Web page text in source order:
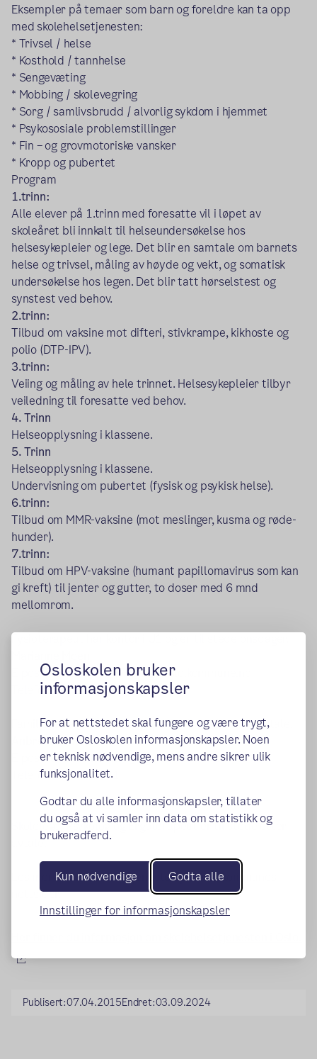
Osloskolen bruker
informasjonskapsler
For at nettstedet skal fungere og være trygt,
bruker Osloskolen informasjonskapsler. Noen
er teknisk nødvendige, mens andre sikrer ulik
funksjonalitet.
Godtar du alle informasjonskapsler, tillater
du også at vi samler inn data om statistikk og
brukeradferd.
Kun nødvendige Godta alle
Innstillinger for informasjonskapsler
Eksempler på temaer som barn og foreldre kan ta opp
med skolehelsetjenesten:
* Trivsel / helse
* Kosthold / tannhelse
* Sengevæting
* Mobbing / skolevegring
* Sorg / samlivsbrudd / alvorlig sykdom i hjemmet
* Psykososiale problemstillinger
* Fin – og grovmotoriske vansker
* Kropp og pubertet
Program
1.trinn:
Alle elever på 1.trinn med foresatte vil i løpet av
skoleåret bli innkalt til helseundersøkelse hos
helsesykepleier og lege. Det blir en samtale om barnets
helse og trivsel, måling av høyde og vekt, og somatisk
undersøkelse hos legen. Det blir tatt hørselstest og
synstest ved behov.
2.trinn:
Tilbud om vaksine mot difteri, stivkrampe, kikhoste og
polio (DTP-IPV).
3.trinn:
Veiing og måling av hele trinnet. Helsesykepleier tilbyr
veiledning til foresatte ved behov.
4. Trinn
Helseopplysning i klassene.
5. Trinn
Helseopplysning i klassene.
Undervisning om pubertet (fysisk og psykisk helse).
6.trinn:
Tilbud om MMR-vaksine (mot meslinger, kusma og røde-
hunder).
7.trinn:
Tilbud om HPV-vaksine (humant papillomavirus som kan
gi kreft) til jenter og gutter, to doser med 6 mnd
mellomrom.
Fysioterapeut har kontor i U1 og er til stede onsdager.
E-post: marianne.moen@bgo.oslo.kommune.no
Telefon: 48 16 98 80
Familieveileder fra Oslohjelpa er til stede etter avtale.
Anbreena Khan
E-post: anbreena.khan@bgo.oslo.kommune.no
Telefon: 94 01 77 31
Skolelege, Psykolog og Ergoterapeut er til stede etter
avtale.
Les mer om skolehelsetjenesten på Oslo kommunes
nettsider.
Publisert:07.04.2015Endret:03.09.2024